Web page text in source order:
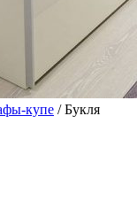
купе / Букля